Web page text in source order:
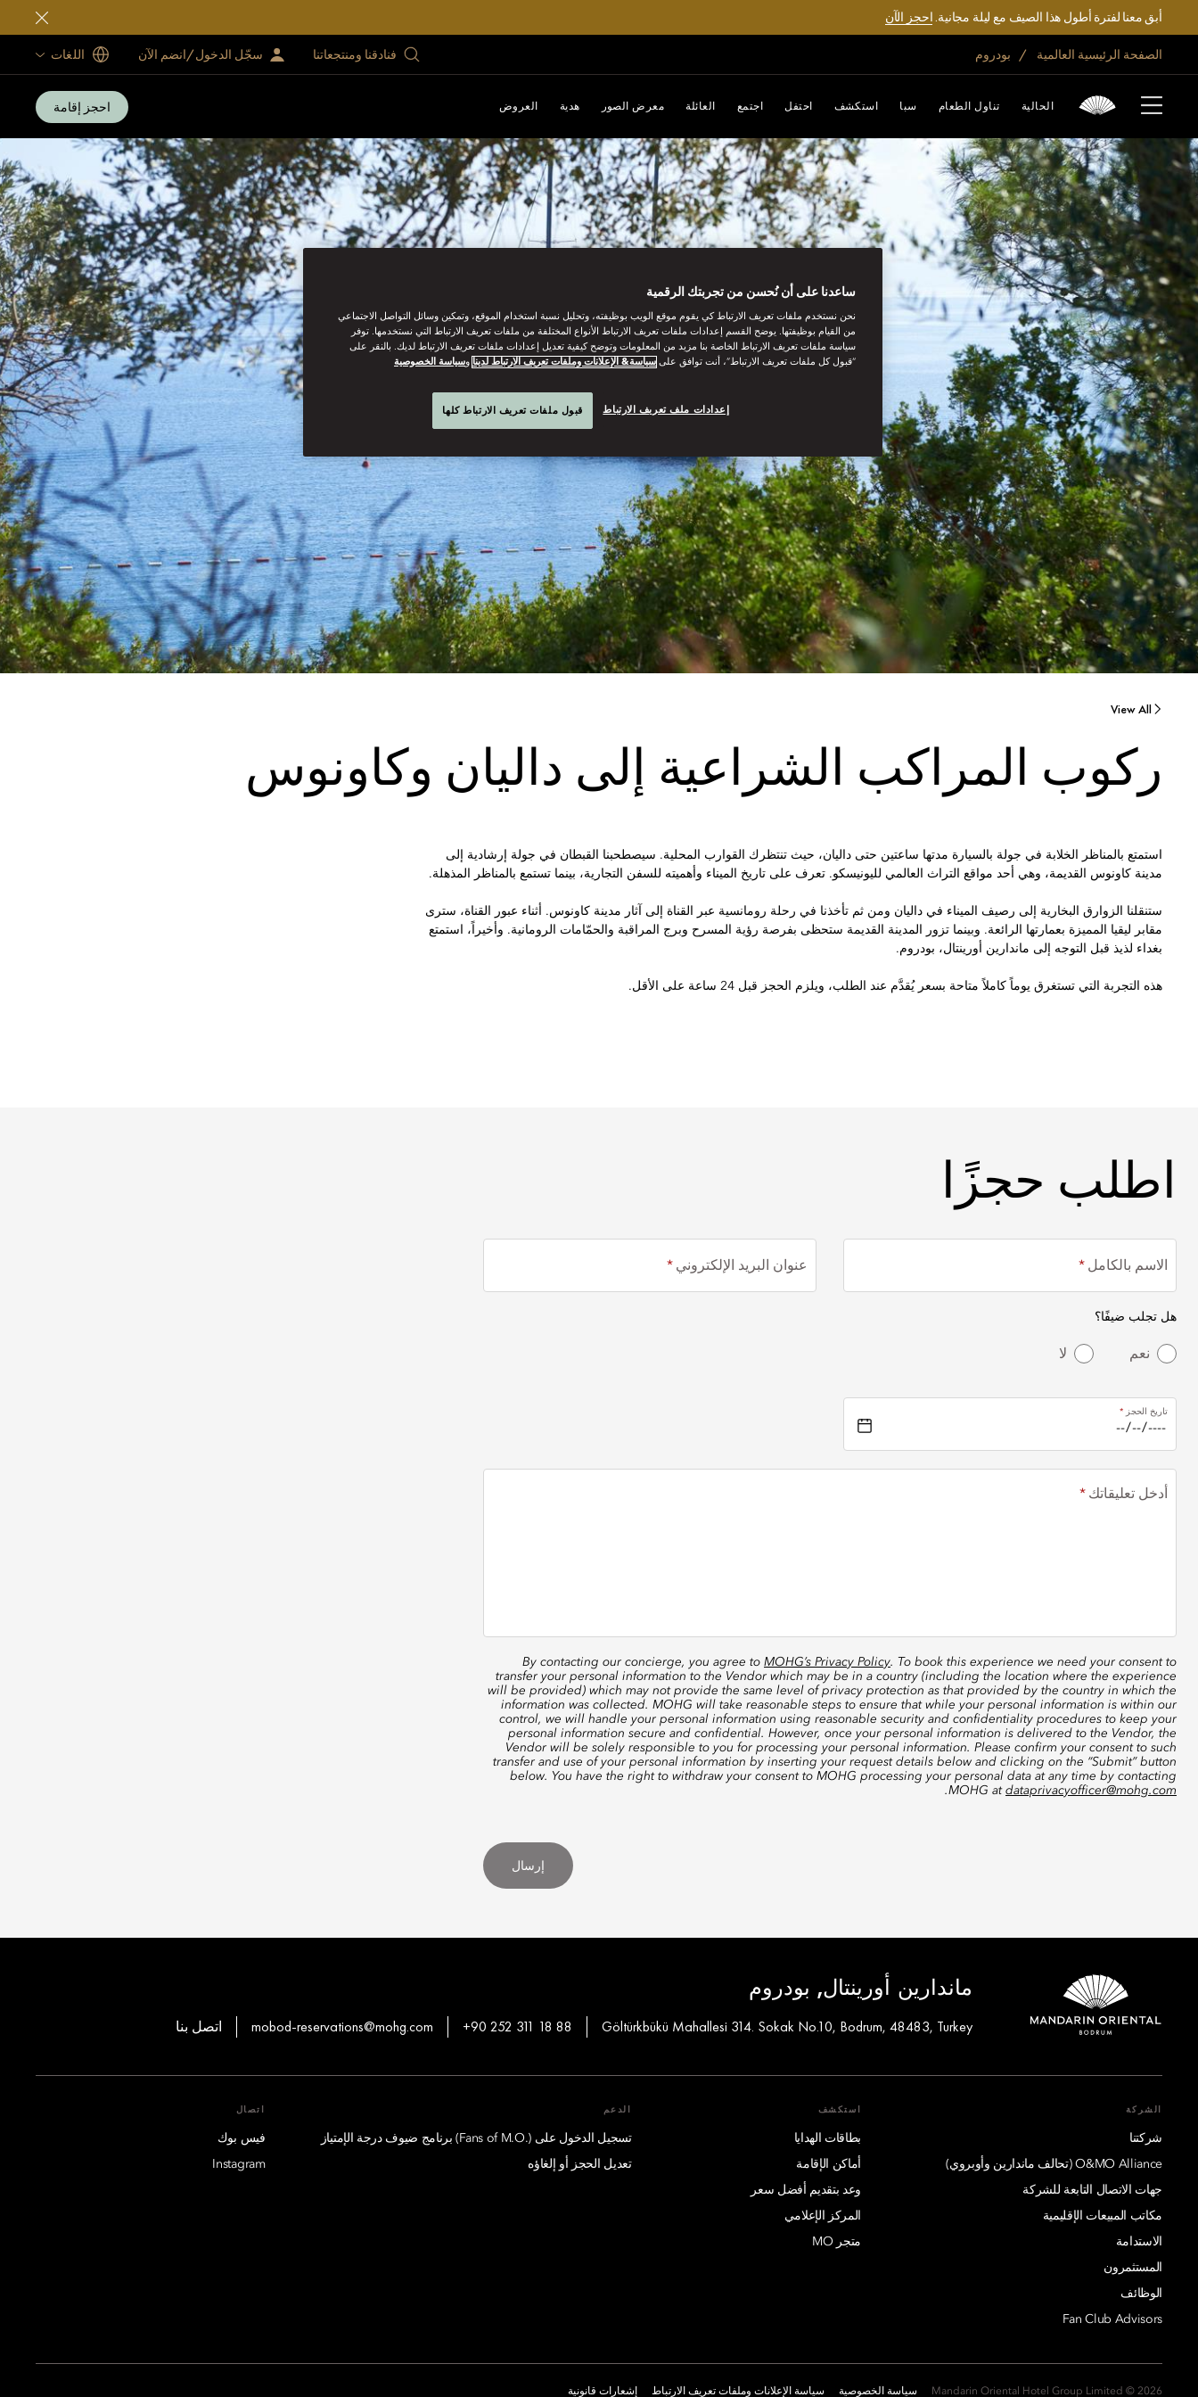
أبق معنا لفترة أطول هذا الصيف مع ليلة مجانية.احجز الآن
الصفحة الرئيسية العالمية بودروم فنادقنا ومنتجعاتنا سجّل الدخول/انضم الآن اللغات
الحالية تناول الطعام سبا استكشف احتفل اجتمع العائلة معرض الصور هدية العروض احجز إقامة
View All
ركوب المراكب الشراعية إلى داليان وكاونوس
استمتع بالمناظر الخلابة في جولة بالسيارة مدتها ساعتين حتى داليان، حيث تنتظرك القوارب المحلية. سيصطحبنا القبطان في جولة إرشادية إلى
مدينة كاونوس القديمة، وهي أحد مواقع التراث العالمي لليونيسكو. تعرف على تاريخ الميناء وأهميته للسفن التجارية، بينما تستمع بالمناظر المذهلة.
ستنقلنا الزوارق البخارية إلى رصيف الميناء في داليان ومن ثم تأخذنا في رحلة رومانسية عبر القناة إلى آثار مدينة كاونوس. أثناء عبور القناة، سترى
مقابر ليقيا المميزة بعمارتها الرائعة. وبينما تزور المدينة القديمة ستحظى بفرصة رؤية المسرح وبرج المراقبة والحمّامات الرومانية. وأخيراً، استمتع
بغداء لذيذ قبل التوجه إلى ماندارين أورينتال، بودروم.
هذه التجربة التي تستغرق يوماً كاملاً متاحة بسعر يُقدَّم عند الطلب، ويلزم الحجز قبل 24 ساعة على الأقل.
اطلب حجزًا
اطلب حجزًا
الاسم بالكامل عنوان البريد الإلكتروني
هل تجلب ضيفًا؟
نعم لا
تاريخ الحجز
أدخل تعليقاتك
By contacting our concierge, you agree to MOHG’s Privacy Policy. To book this experience we need your consent to
transfer your personal information to the Vendor which may be in a country (including the location where the experience
will be provided) which may not provide the same level of privacy protection as that provided by the country in which the
information was collected. MOHG will take reasonable steps to ensure that while your personal information is within our
control, we will handle your personal information using reasonable security and confidentiality procedures to keep your
personal information secure and confidential. However, once your personal information is delivered to the Vendor, the
Vendor will be solely responsible to you for processing your personal information. Please confirm your consent to such
transfer and use of your personal information by inserting your request details below and clicking on the “Submit” button
below. You have the right to withdraw your consent to MOHG processing your personal data at any time by contacting
MOHG at dataprivacyofficer@mohg.com
.
إرسال
ماندارين أورينتال, بودروم
Göltürkbükü Mahallesi 314. Sokak No.10, Bodrum, 48483, Turkey
+90 252 311 18 88
mobod-reservations@mohg.com اتصل بنا
الشركة
شركتنا
O&MO Alliance (تحالف ماندارين وأوبروي)
جهات الاتصال التابعة للشركة
مكاتب المبيعات الإقليمية
الاستدامة
المستثمرون
الوظائف
Fan Club Advisors
استكشف
بطاقات الهدايا
أماكن الإقامة
وعد بتقديم أفضل سعر
المركز الإعلامي
متجر MO
الدعم
تسجيل الدخول على (.Fans of M.O) برنامج ضيوف درجة الإمتياز
تعديل الحجز أو إلغاؤه
اتصال
فيس بوك
Instagram
2026 © Mandarin Oriental Hotel Group Limited سياسة الخصوصية سياسة الإعلانات وملفات تعريف الارتباط إشعارات قانونية
ساعدنا على أن نُحسن من تجربتك الرقمية
نحن نستخدم ملفات تعريف الارتباط كي يقوم موقع الويب بوظيفته، وتحليل نسبة استخدام الموقع، وتمكين وسائل التواصل الاجتماعي
من القيام بوظيفتها. يوضح القسم إعدادات ملفات تعريف الارتباط الأنواع المختلفة من ملفات تعريف الارتباط التي نستخدمها. توفر
سياسة ملفات تعريف الارتباط الخاصة بنا مزيد من المعلومات وتوضح كيفية تعديل إعدادات ملفات تعريف الارتباط لديك. بالنقر على
“قبول كل ملفات تعريف الارتباط”، أنت توافق على سياسة& الإعلانات وملفات تعريف الارتباط لدينا وسياسة الخصوصية
إعدادات ملف تعريف الارتباط قبول ملفات تعريف الارتباط كلها